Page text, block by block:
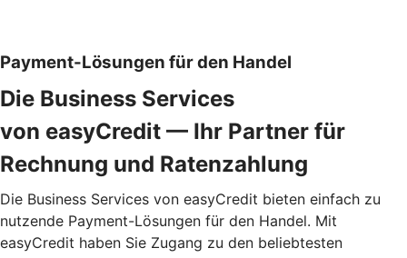
Payment-Lösungen für den Handel
Die Business Services
von easyCredit — Ihr Partner für
Rechnung und Ratenzahlung
Die Business Services von easyCredit bieten einfach zu
nutzende Payment-Lösungen für den Handel. Mit
easyCredit haben Sie Zugang zu den beliebtesten